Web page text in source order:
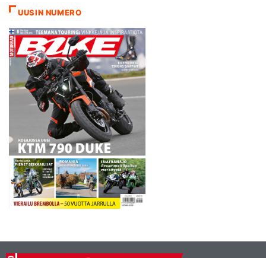
pisteitä kertyi 12, joka oli
miehelle pieni pettymys.
Tasaisessa kilpailussa se
riitti…
UUSIN NUMERO